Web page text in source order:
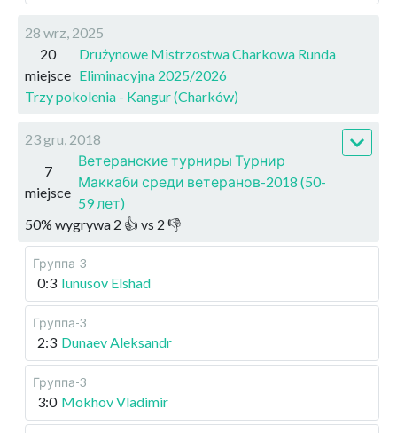
28 wrz, 2025
20
miejsce
Drużynowe Mistrzostwa Charkowa Runda
Eliminacyjna 2025/2026
Trzy pokolenia - Kangur (Charków)
23 gru, 2018
7
miejsce
Ветеранские турниры Турнир
Маккаби среди ветеранов-2018 (50-
59 лет)
50% wygrywa 2 👍 vs 2 👎
Группа-3
0:3 Iunusov Elshad
Группа-3
2:3 Dunaev Aleksandr
Группа-3
3:0 Mokhov Vladimir